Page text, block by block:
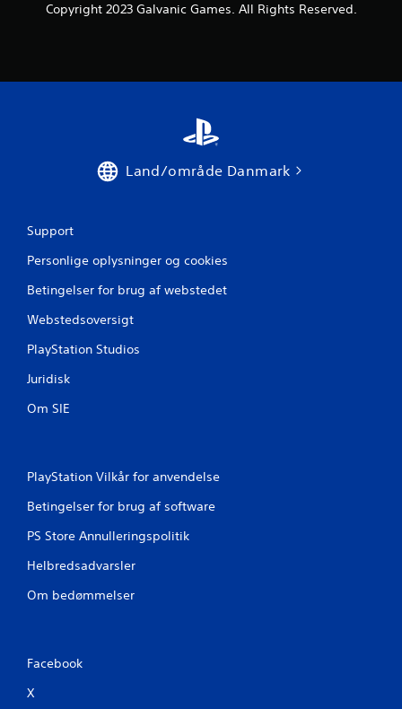
r
e
Copyright 2023 Galvanic Games. All Rights Reserved.
Land/område Danmark
Support
Personlige oplysninger og cookies
Betingelser for brug af webstedet
Webstedsoversigt
PlayStation Studios
Juridisk
Om SIE
PlayStation Vilkår for anvendelse
Betingelser for brug af software
PS Store Annulleringspolitik
Helbredsadvarsler
Om bedømmelser
Facebook
X